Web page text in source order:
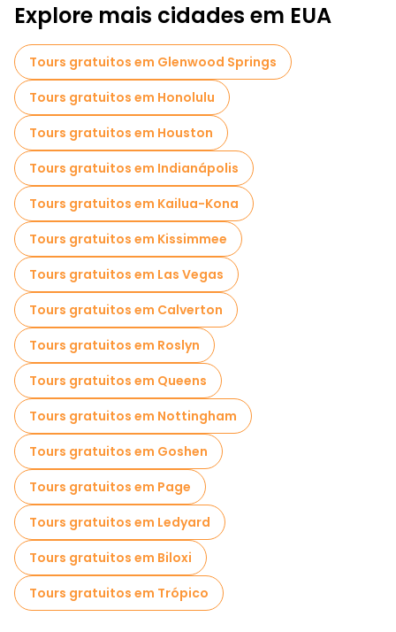
Explore mais cidades em EUA
Tours gratuitos em Glenwood Springs
Tours gratuitos em Honolulu
Tours gratuitos em Houston
Tours gratuitos em Indianápolis
Tours gratuitos em Kailua-Kona
Tours gratuitos em Kissimmee
Tours gratuitos em Las Vegas
Tours gratuitos em Calverton
Tours gratuitos em Roslyn
Tours gratuitos em Queens
Tours gratuitos em Nottingham
Tours gratuitos em Goshen
Tours gratuitos em Page
Tours gratuitos em Ledyard
Tours gratuitos em Biloxi
Tours gratuitos em Trópico